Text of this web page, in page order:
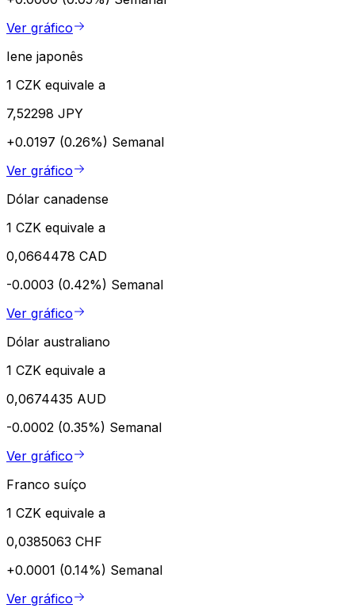
Ver gráfico
Iene japonês
1 CZK equivale a
7,52298 JPY
+0.0197 (0.26%) Semanal
Ver gráfico
Dólar canadense
1 CZK equivale a
0,0664478 CAD
-0.0003 (0.42%) Semanal
Ver gráfico
Dólar australiano
1 CZK equivale a
0,0674435 AUD
-0.0002 (0.35%) Semanal
Ver gráfico
Franco suíço
1 CZK equivale a
0,0385063 CHF
+0.0001 (0.14%) Semanal
Ver gráfico